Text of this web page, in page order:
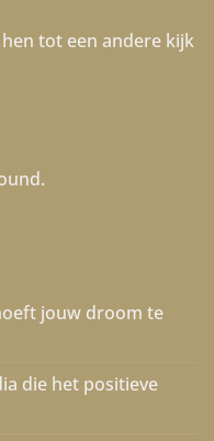
tot een andere kijk
jouw droom te
die het positieve